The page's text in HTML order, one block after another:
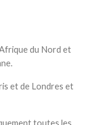
du Nord et
et de Londres et
toutes les